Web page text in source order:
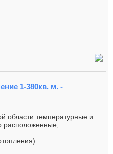
1-380кв. м. -
области температурные и
расположенные,